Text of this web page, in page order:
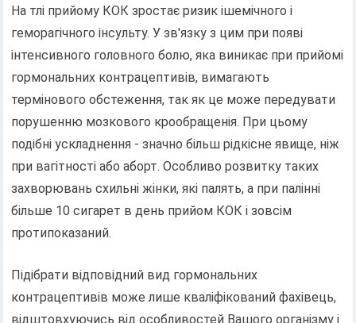
На тлі прийому КОК зростає ризик ішемічного і
геморагічного інсульту. У зв'язку з цим при появі
інтенсивного головного болю, яка виникає при прийомі
гормональних контрацептивів, вимагають
термінового обстеження, так як це може передувати
порушенню мозкового крообращенія. При цьому
подібні ускладнення - значно більш рідкісне явище, ніж
при вагітності або аборт. Особливо розвитку таких
захворювань схильні жінки, які палять, а при палінні
більше 10 сигарет в день прийом КОК і зовсім
протипоказаний.
Підібрати відповідний вид гормональних
контрацептивів може лише кваліфікований фахівець,
відштовхуючись від особливостей Вашого організму і